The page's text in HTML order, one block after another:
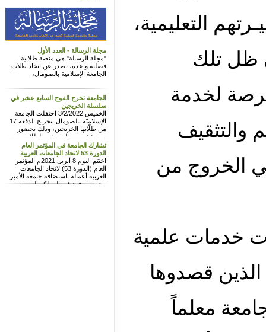
التعليمية،
تلك
لخدمة
من
علمية
قصدوها
معلماً
مجلة الرسالة - العدد الأول
"مجلة الرسالة" هي منصة طلابية
فصلية واعدة، تصدر عن اتحاد طلاب
الجامعة الإسلامية بالصومال،
الجامعة تخرج الفوج السابع عشر في
سلسلة الخريجين
الخميس 3/2/2022 احتفلت الجامعة
الإسلاميّة بالصومال بتخريج الدفعة 17
من طلّابها الخريجين، وذلك بحضور
جمع غفير من الضيوف والطلاب
والخريجين وإدارة الجامعة وأعضاء هيئة
التدريس وأولياء الأمور وممثلين عن
وزارة التربية والتعليم العالي ووزارة
تنمية المرأة وحقوق الإنسان والهيئات
والمؤسسات التعليمية والجامعات.
تشارك الجامعة في المؤتمر العام
اختتم اليوم 8 أبريل 2021م المؤتمر
العام (الدورة 53) لاتحاد الجامعات
العربية أعماله باستضافة جامعة الأمير
محمد بن فهد في المملكة العربية